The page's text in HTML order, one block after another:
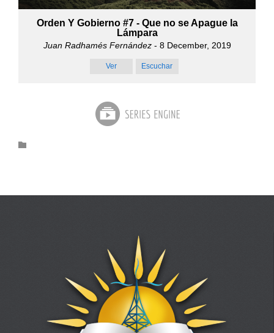
Orden Y Gobierno #7 - Que no se Apague la
Lámpara
Juan Radhamés Fernández- 8 December, 2019
Ver Escuchar
